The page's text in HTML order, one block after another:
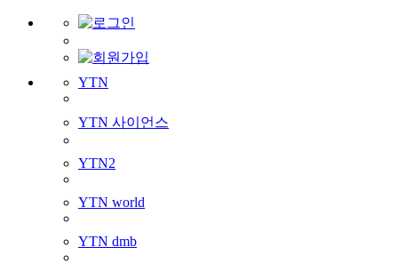
YTN
YTN 사이언스
YTN2
YTN world
YTN dmb